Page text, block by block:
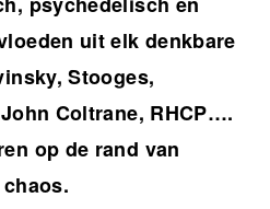
uit elk denkbare
Stooges,
Coltrane, RHCP….
op de rand van